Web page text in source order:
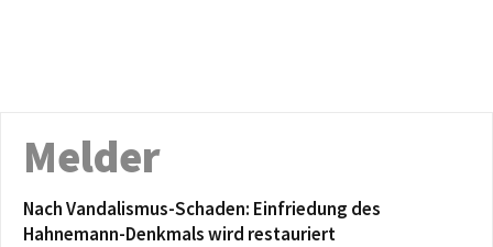
Melder
Nach Vandalismus-Schaden: Einfriedung des
Hahnemann-Denkmals wird restauriert